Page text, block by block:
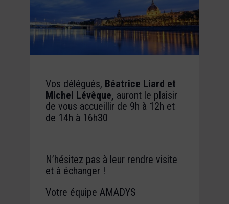
Vos délégués, Béatrice Liard et
Michel Lévêque, auront le plaisir
de vous accueillir de 9h à 12h et
de 14h à 16h30
N’hésitez pas à leur rendre visite
et à échanger !
Votre équipe AMADYS